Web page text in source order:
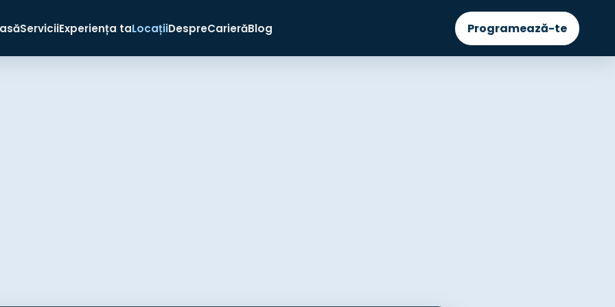
ServiciiExperiența taLocațiiDespreCarierăBlog Programează-te